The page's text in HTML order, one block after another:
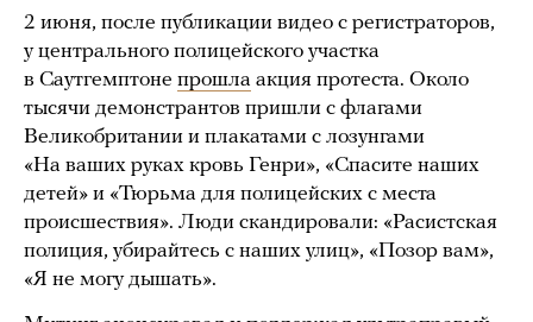
2 июня, после публикации видео с регистраторов,
у центрального полицейского участка
в Саутгемптоне прошла акция протеста. Около
тысячи демонстрантов пришли с флагами
Великобритании и плакатами с лозунгами
«На ваших руках кровь Генри», «Спасите наших
детей» и «Тюрьма для полицейских с места
происшествия». Люди скандировали: «Расистская
полиция, убирайтесь с наших улиц», «Позор вам»,
«Я не могу дышать».